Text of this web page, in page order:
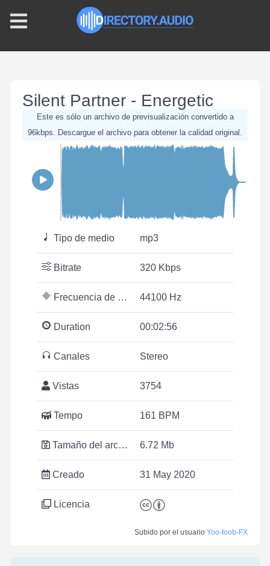
Silent Partner - Energetic
Este es sólo un archivo de previsualización convertido a
96kbps. Descargue el archivo para obtener la calidad original.
Tipo de medio mp3
Bitrate 320 Kbps
Frecuencia de muestreo 44100 Hz
Duration 00:02:56
Canales Stereo
Vistas 3754
Tempo 161 BPM
Tamaño del archivo 6.72 Mb
Creado 31 May 2020
Licencia
Subido por el usuario Yoo-toob-FX